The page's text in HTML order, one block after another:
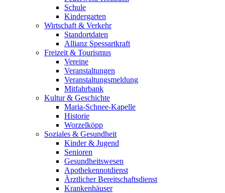
Schule
Kindergarten
Wirtschaft & Verkehr
Standortdaten
Allianz Spessartkraft
Freizeit & Tourismus
Vereine
Veranstaltungen
Veranstaltungsmeldung
Mitfahrbank
Kultur & Geschichte
Maria-Schnee-Kapelle
Historie
Worzelköpp
Soziales & Gesundheit
Kinder & Jugend
Senioren
Gesundheitswesen
Apothekennotdienst
Ärztlicher Bereitschaftsdienst
Krankenhäuser